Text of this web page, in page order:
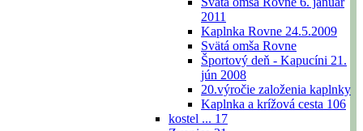
2011
Kaplnka Rovne 24.5.2009
Svätá omša Rovne
Športový deň - Kapucíni 21.
jún 2008
20.výročie založenia kaplnky
Kaplnka a krížová cesta 106
kostel ... 17